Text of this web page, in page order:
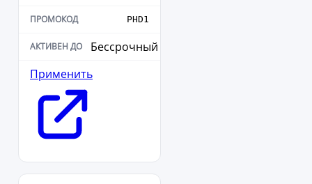
PHD1
Бессрочный
Применить